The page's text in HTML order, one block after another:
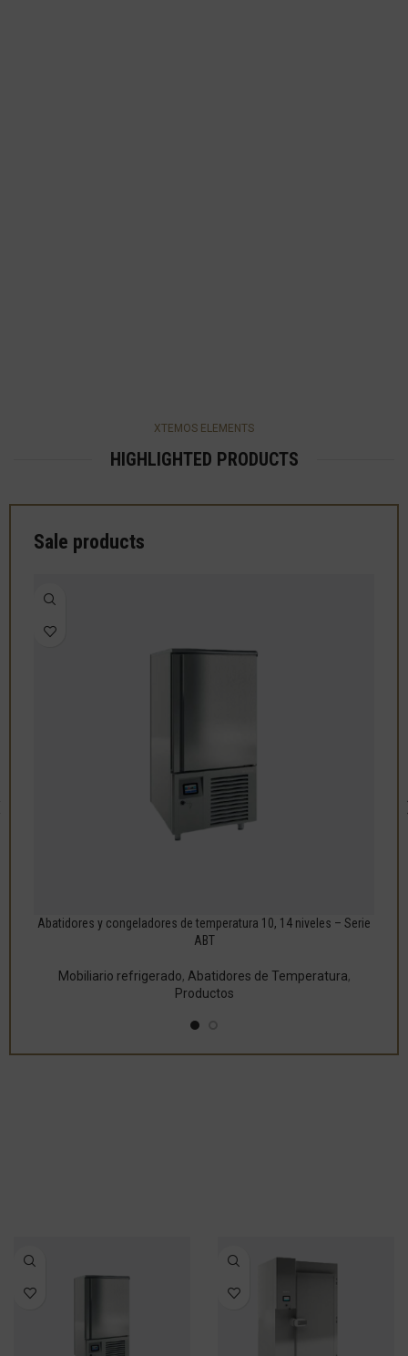
XTEMOS ELEMENTS
HIGHLIGHTED PRODUCTS
Sale products
Abatidores y congeladores de temperatura 10, 14 niveles – Serie
ABT
Mobiliario refrigerado, Abatidores de Temperatura,
Productos